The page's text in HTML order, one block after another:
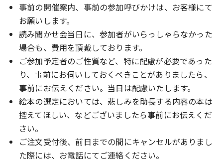
事前の開催案内、事前の参加呼びかけは、お客様にて
お願いします。
読み聞かせ会当日に、参加者がいらっしゃらなかった
場合も、費用を頂戴しております。
ご参加予定者のご性質など、特に配慮が必要であった
り、事前にお伺いしておくべきことがありましたら、
事前にお伝えください。当日は配慮いたします。
絵本の選定においては、悲しみを助長する内容の本は
控えてほしい、などございましたら事前にお伝えくだ
さい。
ご注文受付後、前日までの間にキャンセルがありまし
た際には、お電話にてご連絡ください。